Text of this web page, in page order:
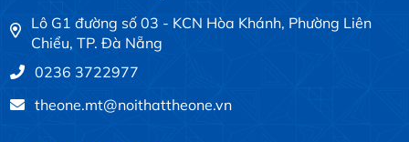
Lô G1 đường số 03 - KCN Hòa Khánh, Phường Liên
Chiểu, TP. Đà Nẵng
0236 3722977
theone.mt@noithattheone.vn